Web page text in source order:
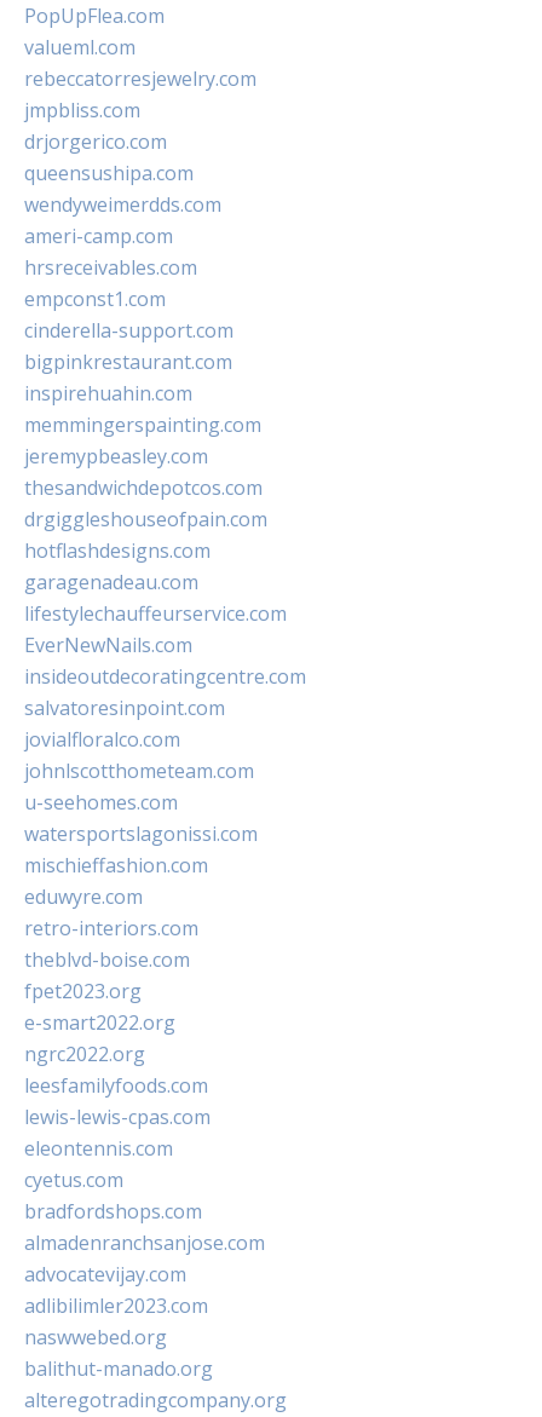
PopUpFlea.com
valueml.com
rebeccatorresjewelry.com
jmpbliss.com
drjorgerico.com
queensushipa.com
wendyweimerdds.com
ameri-camp.com
hrsreceivables.com
empconst1.com
cinderella-support.com
bigpinkrestaurant.com
inspirehuahin.com
memmingerspainting.com
jeremypbeasley.com
thesandwichdepotcos.com
drgiggleshouseofpain.com
hotflashdesigns.com
garagenadeau.com
lifestylechauffeurservice.com
EverNewNails.com
insideoutdecoratingcentre.com
salvatoresinpoint.com
jovialfloralco.com
johnlscotthometeam.com
u-seehomes.com
watersportslagonissi.com
mischieffashion.com
eduwyre.com
retro-interiors.com
theblvd-boise.com
fpet2023.org
e-smart2022.org
ngrc2022.org
leesfamilyfoods.com
lewis-lewis-cpas.com
eleontennis.com
cyetus.com
bradfordshops.com
almadenranchsanjose.com
advocatevijay.com
adlibilimler2023.com
naswwebed.org
balithut-manado.org
alteregotradingcompany.org